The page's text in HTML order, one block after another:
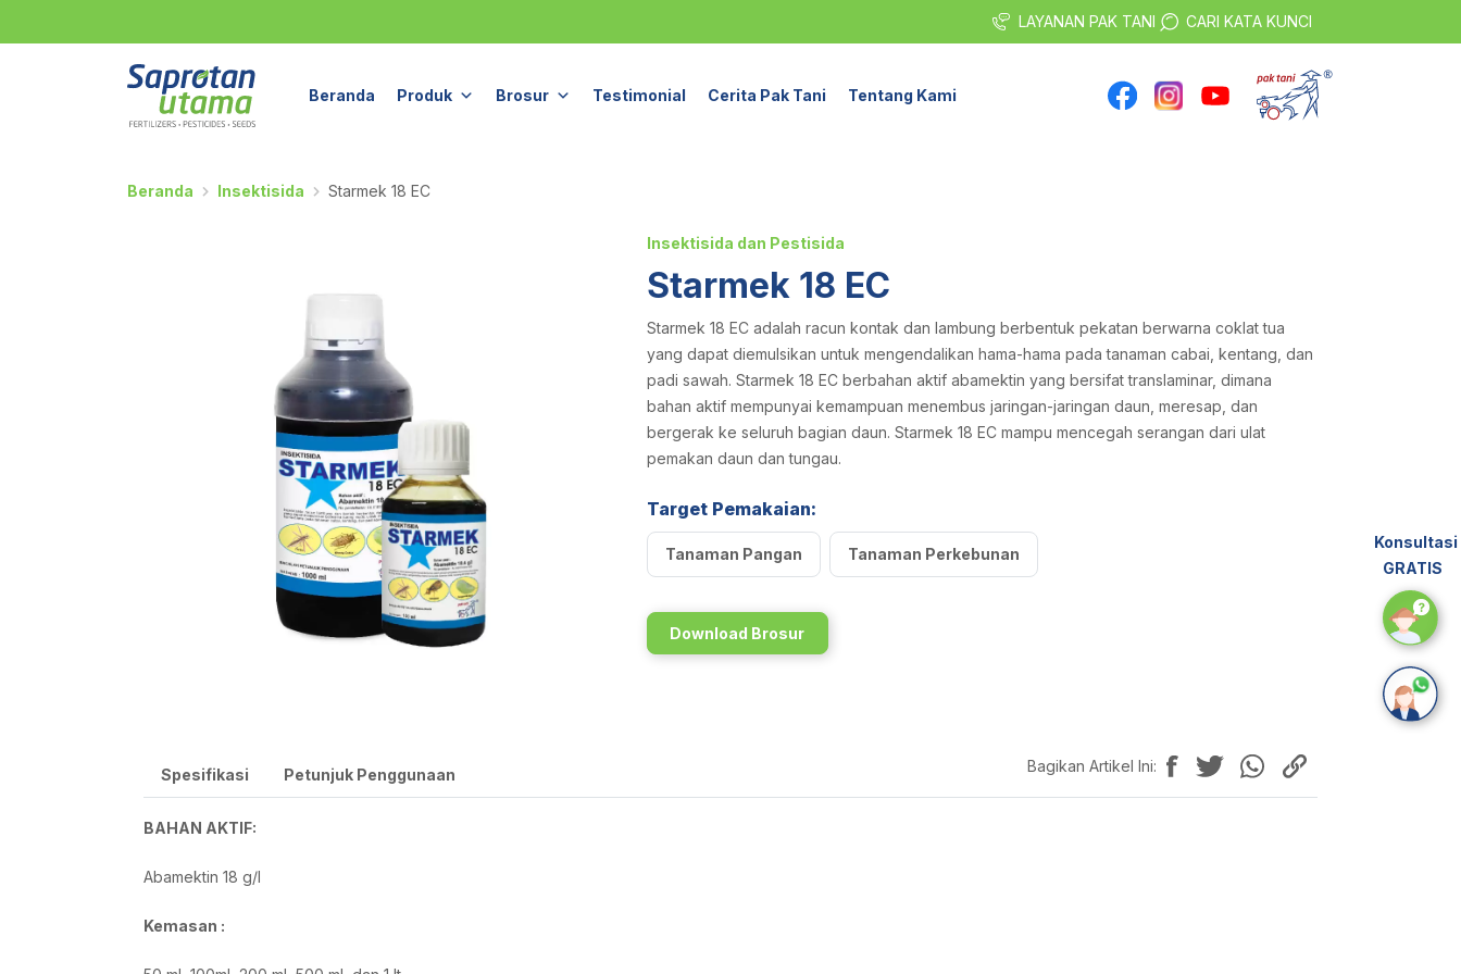
LAYANAN PAK TANI CARI KATA KUNCI
Beranda Produk Brosur Testimonial Cerita Pak Tani Tentang Kami
Beranda Insektisida Starmek 18 EC
Insektisida dan Pestisida
Starmek 18 EC
Starmek 18 EC adalah racun kontak dan lambung berbentuk pekatan berwarna coklat tua
yang dapat diemulsikan untuk mengendalikan hama-hama pada tanaman cabai, kentang, dan
padi sawah. Starmek 18 EC berbahan aktif abamektin yang bersifat translaminar, dimana
bahan aktif mempunyai kemampuan menembus jaringan-jaringan daun, meresap, dan
bergerak ke seluruh bagian daun. Starmek 18 EC mampu mencegah serangan dari ulat
pemakan daun dan tungau.
Target Pemakaian:
Tanaman Pangan Tanaman Perkebunan
Download Brosur
Spesifikasi Petunjuk Penggunaan Bagikan Artikel Ini:
BAHAN AKTIF:
Abamektin 18 g/l
Kemasan :
Konsultasi
GRATIS